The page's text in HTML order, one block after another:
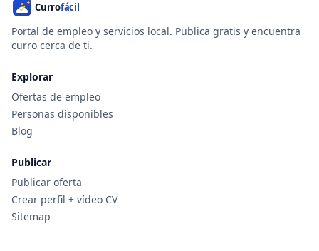
Portal de empleo y servicios local. Publica gratis y encuentra
curro cerca de ti.
Explorar
Ofertas de empleo
Personas disponibles
Blog
Publicar
Publicar oferta
Crear perfil + vídeo CV
Sitemap